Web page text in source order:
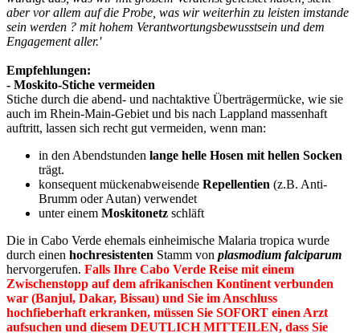
aber vor allem auf die Probe, was wir weiterhin zu leisten imstande
sein werden ? mit hohem Verantwortungsbewusstsein und dem
Engagement aller.'
Empfehlungen:
- Moskito-Stiche vermeiden
Stiche durch die abend- und nachtaktive Überträgermücke, wie sie
auch im Rhein-Main-Gebiet und bis nach Lappland massenhaft
auftritt, lassen sich recht gut vermeiden, wenn man:
in den Abendstunden lange helle Hosen mit hellen Socken
trägt.
konsequent mückenabweisende Repellentien (z.B. Anti-
Brumm oder Autan) verwendet
unter einem Moskitonetz schläft
Die in Cabo Verde ehemals einheimische Malaria tropica wurde
durch einen hochresistenten Stamm von plasmodium falciparum
hervorgerufen. Falls Ihre Cabo Verde Reise mit einem
Zwischenstopp auf dem afrikanischen Kontinent verbunden
war (Banjul, Dakar, Bissau) und Sie im Anschluss
hochfieberhaft erkranken, müssen Sie SOFORT einen Arzt
aufsuchen und diesem DEUTLICH MITTEILEN, dass Sie